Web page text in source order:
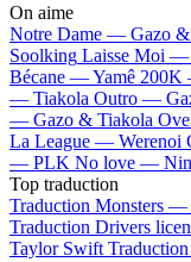
On aime
Notre Dame — Gazo
Soolking Laisse Moi —
Bécane —Yamê
— Tiakola Outro —
— Gazo & Tiakola
La League — Werenoi
— PLK No love —
Top traduction
Traduction Monsters —
Traduction Drivers
Taylor Swift